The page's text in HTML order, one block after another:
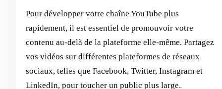
Pour développer votre chaîne YouTube plus
rapidement, il est essentiel de promouvoir votre
contenu au-delà de la plateforme elle-même. Partagez
vos vidéos sur différentes plateformes de réseaux
sociaux, telles que Facebook, Twitter, Instagram et
LinkedIn, pour toucher un public plus large.